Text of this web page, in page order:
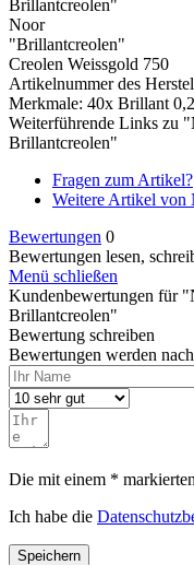
Brillantcreolen"
Noor
"Brillantcreolen"
Creolen Weissgold 750
Artikelnummer des
Merkmale: 40x Brillant
Weiterführende Links zu
Brillantcreolen"
Fragen zum Artikel?
Weitere Artikel von
Bewertungen 0
Bewertungen lesen,
Menü schließen
Kundenbewertungen für
Brillantcreolen"
Bewertung schreiben
Bewertungen werden
Die mit einem *
Ich habe die
Speichern